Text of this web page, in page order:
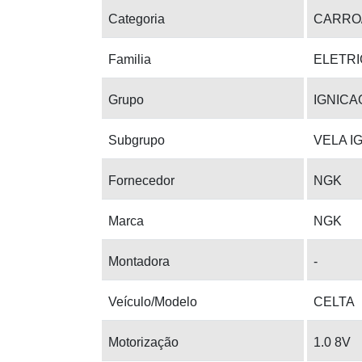
Categoria
Familia
Grupo
Subgrupo VELA
Fornecedor NGK
Marca NGK
Montadora -
Veículo/Modelo CELTA
Motorização 1.0 8V